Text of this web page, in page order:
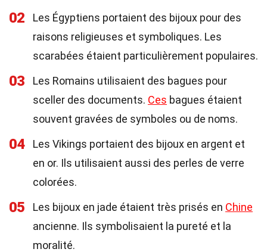
02
Les Égyptiens portaient des bijoux pour des
raisons religieuses et symboliques. Les
scarabées étaient particulièrement populaires.
03
Les Romains utilisaient des bagues pour
sceller des documents. Ces bagues étaient
souvent gravées de symboles ou de noms.
04
Les Vikings portaient des bijoux en argent et
en or. Ils utilisaient aussi des perles de verre
colorées.
05 Les bijoux en jade étaient très prisés en Chine
ancienne. Ils symbolisaient la pureté et la
moralité.